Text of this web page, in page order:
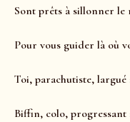
Sont prêts à sillonner le
Pour vous guider là où
Toi, parachutiste,
Biffin, colo, progressant